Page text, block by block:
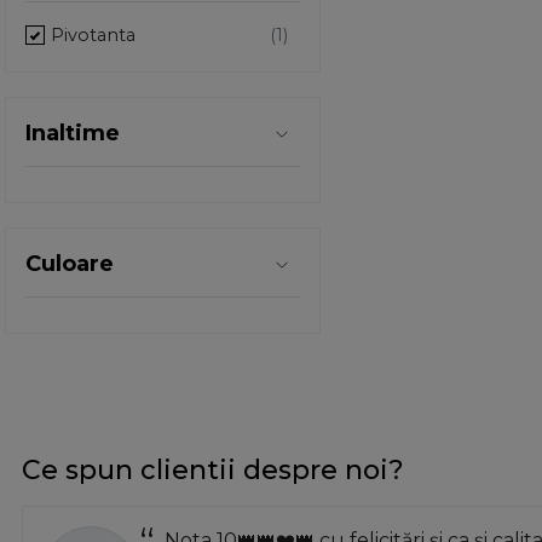
Pivotanta
Inaltime
Culoare
Ce spun clientii despre noi?